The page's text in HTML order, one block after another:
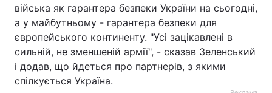
війська як гарантера безпеки України на сьогодні,
а у майбутньому - гарантера безпеки для
європейського континенту. "Усі зацікавлені в
сильній, не зменшеній армії", - сказав Зеленський
і додав, що йдеться про партнерів, з якими
спілкується Україна.